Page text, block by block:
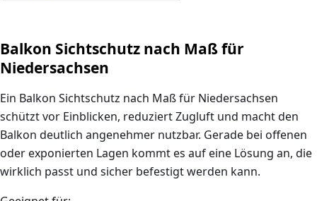
Balkon Sichtschutz nach Maß für
Niedersachsen
Ein Balkon Sichtschutz nach Maß für Niedersachsen
schützt vor Einblicken, reduziert Zugluft und macht den
Balkon deutlich angenehmer nutzbar. Gerade bei offenen
oder exponierten Lagen kommt es auf eine Lösung an, die
wirklich passt und sicher befestigt werden kann.